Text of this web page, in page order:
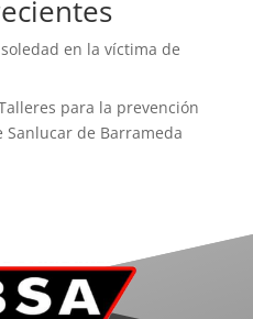
soledad en la víctima de
para la prevención
de Barrameda